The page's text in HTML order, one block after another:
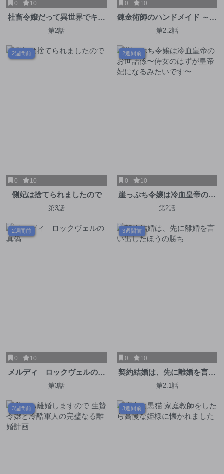
0 10
社畜令嬢だって異世界でキャ
ンプがしたい!馬鹿王子を婚約
イフ
第2話
0 10
錬金術師のハンドメイド ～フ
リマやってるだけなのに伝説
第2.2話
2週間前
0 10
側妃は捨てられましたので
第3話
2週間前
0 10
崖っぷち令嬢は冷血皇帝のお
世話係〜侍女のはずが皇帝妃
第2話
2週間前
0 10
メルディ゠ロックヴェルの真
偽
第3話
3週間前
0 10
契約結婚は、先に離婚を言い
出したほうの勝ち
第2.1話
3週間前 3週間前